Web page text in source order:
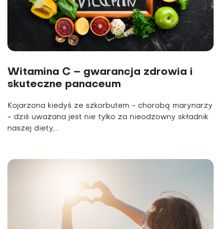
Witamina C – gwarancja zdrowia i
skuteczne panaceum
Kojarzona kiedyś ze szkorbutem - chorobą marynarzy
- dziś uważana jest nie tylko za nieodzowny składnik
naszej diety,...